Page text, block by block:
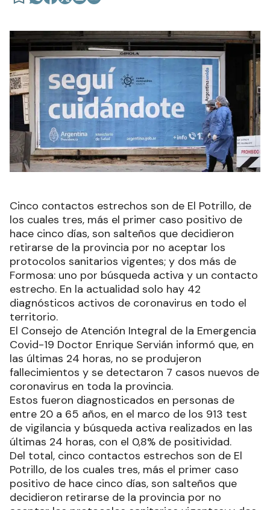
Cinco contactos estrechos son de El Potrillo, de
los cuales tres, más el primer caso positivo de
hace cinco días, son salteños que decidieron
retirarse de la provincia por no aceptar los
protocolos sanitarios vigentes; y dos más de
Formosa: uno por búsqueda activa y un contacto
estrecho. En la actualidad solo hay 42
diagnósticos activos de coronavirus en todo el
territorio.
El Consejo de Atención Integral de la Emergencia
Covid-19 Doctor Enrique Servián informó que, en
las últimas 24 horas, no se produjeron
fallecimientos y se detectaron 7 casos nuevos de
coronavirus en toda la provincia.
Estos fueron diagnosticados en personas de
entre 20 a 65 años, en el marco de los 913 test
de vigilancia y búsqueda activa realizados en las
últimas 24 horas, con el 0,8% de positividad.
Del total, cinco contactos estrechos son de El
Potrillo, de los cuales tres, más el primer caso
positivo de hace cinco días, son salteños que
decidieron retirarse de la provincia por no